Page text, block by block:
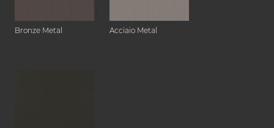
Bronze Metal Acciaio Metal